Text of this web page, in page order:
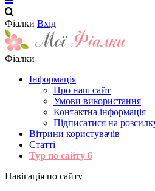
Фіалки Вхід
Фіалки
Інформація
Про наш сайт
Умови використання
Контактна інформація
Підписатися на
Вітрини користувачів
Статті
Тур по сайту 6
Навігація по сайту